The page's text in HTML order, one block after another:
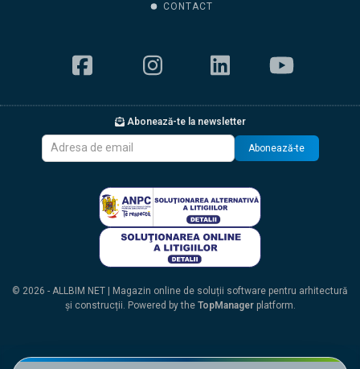
CONTACT
Abonează-te la newsletter
Abonează-te
© 2026 - ALLBIM NET | Magazin online de soluții software pentru arhitectură
și construcții. Powered by the TopManagerplatform.